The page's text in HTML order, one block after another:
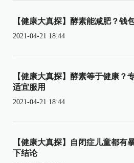
【健康大真探】酵素能减肥？钱
2021-04-21 18:44
【健康大真探】酵素等于健康？
适宜服用
2021-04-21 18:44
【健康大真探】自闭症儿童都有
下结论